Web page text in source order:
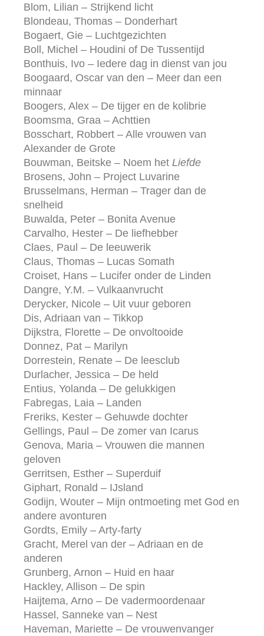
Blom, Lilian – Strijkend licht
Blondeau, Thomas – Donderhart
Bogaert, Gie – Luchtgezichten
Boll, Michel – Houdini of De Tussentijd
Bonthuis, Ivo – Iedere dag in dienst van jou
Boogaard, Oscar van den – Meer dan een
minnaar
Boogers, Alex – De tijger en de kolibrie
Boomsma, Graa – Achttien
Bosschart, Robbert – Alle vrouwen van
Alexander de Grote
Bouwman, Beitske – Noem het Liefde
Brosens, John – Project Luvarine
Brusselmans, Herman – Trager dan de
snelheid
Buwalda, Peter – Bonita Avenue
Carvalho, Hester – De liefhebber
Claes, Paul – De leeuwerik
Claus, Thomas – Lucas Somath
Croiset, Hans – Lucifer onder de Linden
Dangre, Y.M. – Vulkaanvrucht
Derycker, Nicole – Uit vuur geboren
Dis, Adriaan van – Tikkop
Dijkstra, Florette – De onvoltooide
Donnez, Pat – Marilyn
Dorrestein, Renate – De leesclub
Durlacher, Jessica – De held
Entius, Yolanda – De gelukkigen
Fabregas, Laia – Landen
Freriks, Kester – Gehuwde dochter
Gellings, Paul – De zomer van Icarus
Genova, Maria – Vrouwen die mannen
geloven
Gerritsen, Esther – Superduif
Giphart, Ronald – IJsland
Godijn, Wouter – Mijn ontmoeting met God en
andere avonturen
Gordts, Emily – Arty-farty
Gracht, Merel van der – Adriaan en de
anderen
Grunberg, Arnon – Huid en haar
Hackley, Allison – De spin
Haijtema, Arno – De vadermoordenaar
Hassel, Sanneke van – Nest
Haveman, Mariette – De vrouwenvanger